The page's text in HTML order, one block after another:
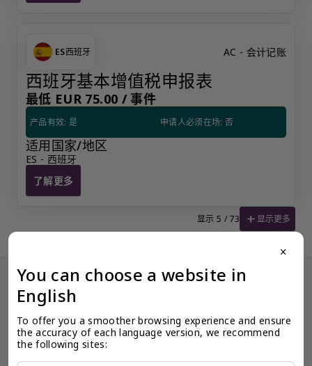
ES西班牙 AC - 会计记账
西班牙基本增值税申报表
最低 EUR 75.00 /事件
产品有效: 是 申请人必须在场: 否
适用国家/地区
ES - 西班牙
了解更多
西班牙基本增值税申报表
显示 5 / 73 add显示更多
没有看到阁下期望的产品？更多产品信息可应要求提供。
为了确保奕资环球 ™（中国内地）的服务质量标准，我们限制某些产
品公开展示，以避免混淆和不道德的竞争。请使用此表格填写您的请
求，客户关系经理将尽快与您联系。
close
You can choose a website in
English
To offer you a smoother browsing experience and ensure
the accuracy of each language version, we recommend
the following sites: